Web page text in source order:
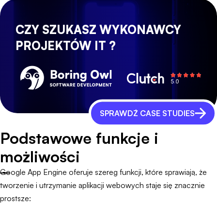
CZY SZUKASZ WYKONAWCY
PROJEKTÓW IT ?
SPRAWDŹ CASE STUDIES
Podstawowe funkcje i
możliwości
Google App Engine oferuje szereg funkcji, które sprawiają, że
tworzenie i utrzymanie aplikacji webowych staje się znacznie
prostsze: